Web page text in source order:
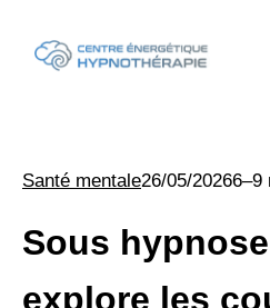
Santé mentale26/05/20266–9
Sous
explore les